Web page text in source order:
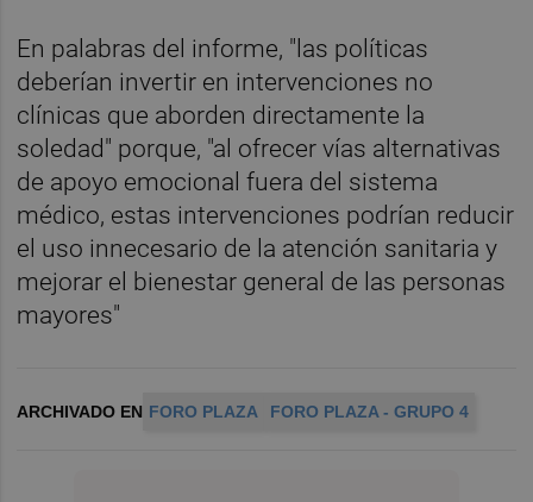
En palabras del informe, "las políticas
deberían invertir en intervenciones no
clínicas que aborden directamente la
soledad" porque, "al ofrecer vías alternativas
de apoyo emocional fuera del sistema
médico, estas intervenciones podrían reducir
el uso innecesario de la atención sanitaria y
mejorar el bienestar general de las personas
mayores"
ARCHIVADO EN FORO PLAZA FORO PLAZA - GRUPO 4